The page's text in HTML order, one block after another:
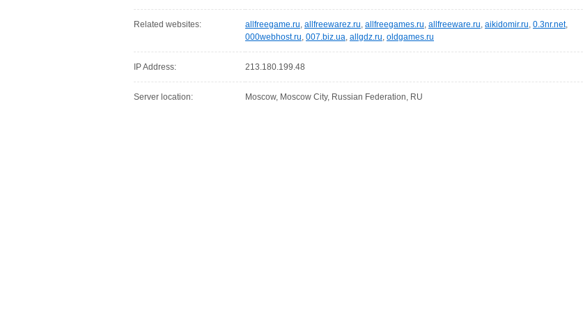
Related websites: allfreegame.ru, allfreewarez.ru, allfreegames.ru, allfreeware.ru, aikidomir.ru, 0.3nr.net,
000webhost.ru, 007.biz.ua, allgdz.ru, oldgames.ru
IP Address: 213.180.199.48
Server location: Moscow, Moscow City, Russian Federation, RU